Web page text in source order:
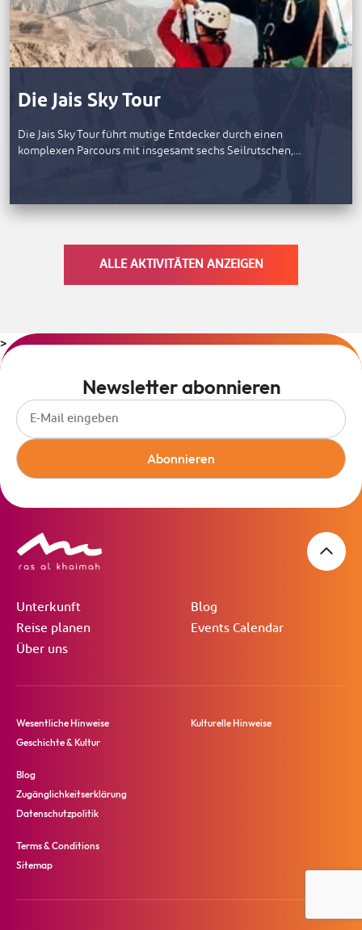
Die Jais Sky Tour
Die Jais Sky Tour führt mutige Entdecker durch einen
komplexen Parcours mit insgesamt sechs Seilrutschen,…
ALLE AKTIVITÄTEN ANZEIGEN
>
Newsletter abonnieren
Abonnieren
Unterkunft
Reise planen
Über uns
Blog
Events Calendar
Wesentliche Hinweise
Geschichte & Kultur
Kulturelle Hinweise
Blog
Zugänglichkeitserklärung
Datenschutzpolitik
Terms & Conditions
Sitemap